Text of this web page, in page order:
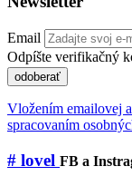
Email
Odpíšte verifikačný
odoberať
Vložením emailovej
spracovaním
# lovel FB a